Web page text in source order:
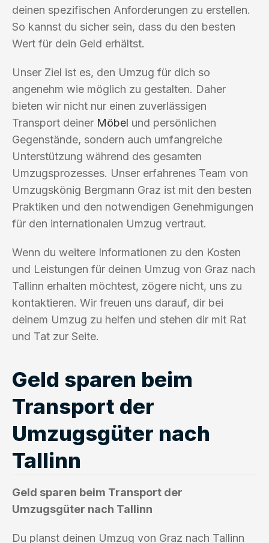
deinen spezifischen Anforderungen zu erstellen.
So kannst du sicher sein, dass du den besten
Wert für dein Geld erhältst.
Unser Ziel ist es, den Umzug für dich so
angenehm wie möglich zu gestalten. Daher
bieten wir nicht nur einen zuverlässigen
Transport deiner Möbel und persönlichen
Gegenstände, sondern auch umfangreiche
Unterstützung während des gesamten
Umzugsprozesses. Unser erfahrenes Team von
Umzugskönig Bergmann Graz ist mit den besten
Praktiken und den notwendigen Genehmigungen
für den internationalen Umzug vertraut.
Wenn du weitere Informationen zu den Kosten
und Leistungen für deinen Umzug von Graz nach
Tallinn erhalten möchtest, zögere nicht, uns zu
kontaktieren. Wir freuen uns darauf, dir bei
deinem Umzug zu helfen und stehen dir mit Rat
und Tat zur Seite.
Geld sparen beim
Transport der
Umzugsgüter nach
Tallinn
Geld sparen beim Transport der
Umzugsgüter nach Tallinn
Du planst deinen Umzug von Graz nach Tallinn